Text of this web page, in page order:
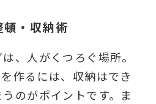
頓・収納術
、人がくつろぐ場所。
作るには、収納はでき
のがポイントです。ま